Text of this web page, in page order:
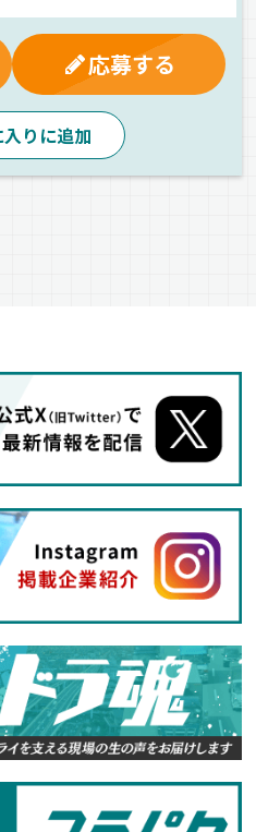
カーナビ搭載
一般旅客
普通車
応募する
りに追加